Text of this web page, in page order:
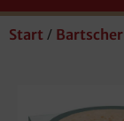
Start / Bartscher